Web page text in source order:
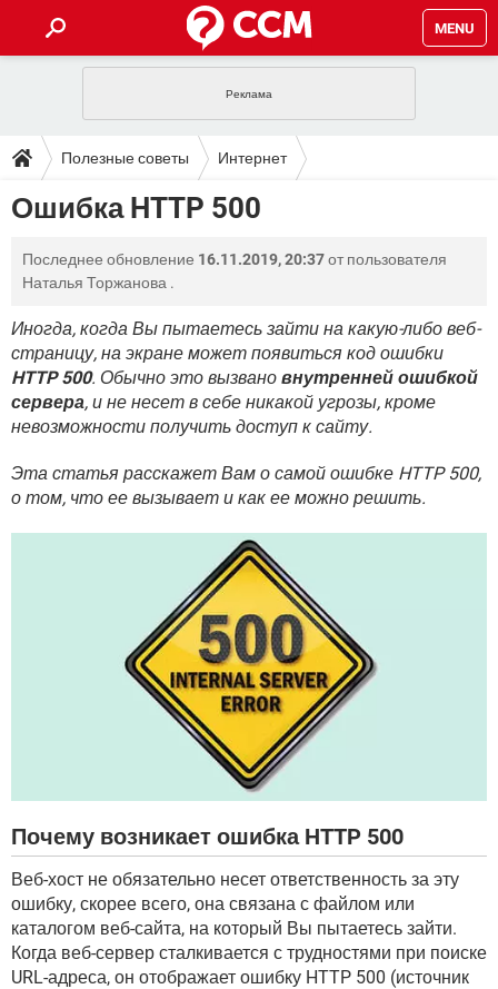
MENU
INSTAGRAM FACEBOOK
ИГРЫ
GOOGLE
ПОЛЕЗНЫЕ СОВЕТЫ
TIKTOK TELEGRAM
WHATSAPP
FACEBOOK ИГРЫ
ВИДЕО GOOGLE
YANDEX
ЗАГРУЗКИ
WHATSAPP
WINDOWS 10 ВКОНТАКТЕ
GOOGLE
YANDEX
ФОРУМ
WHATSAPP INSTAGRAM
FACEBOOK ИГРЫ
WINDOWS 10 ВКОНТАКТЕ
TIKTOK TELEGRAM
INSTAGRAM
FACEBOOK ИГРЫ
WINDOWS 10 ВКОНТАКТЕ
ВИДЕО GOOGLE
Полезные советы Интернет
Ошибка HTTP 500
Последнее обновление 16.11.2019, 20:37от пользователя
Наталья Торжанова .
Иногда, когда Вы пытаетесь зайти на какую-либо веб-
страницу, на экране может появиться код ошибки
HTTP 500. Обычно это вызвано внутренней ошибкой
сервера, и не несет в себе никакой угрозы, кроме
невозможности получить доступ к сайту.
Эта статья расскажет Вам о самой ошибке HTTP 500,
о том, что ее вызывает и как ее можно решить.
Почему возникает ошибка HTTP 500
Веб-хост не обязательно несет ответственность за эту
ошибку, скорее всего, она связана с файлом или
каталогом веб-сайта, на который Вы пытаетесь зайти.
Когда веб-сервер сталкивается с трудностями при поиске
URL-адреса, он отображает ошибку HTTP 500 (источник